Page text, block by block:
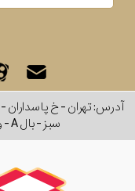
سبز - بال A - واحد ۷۱۱